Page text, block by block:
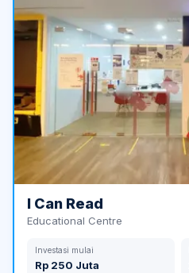
I Can Read
Educational Centre
Investasi mulai
Rp 250 Juta